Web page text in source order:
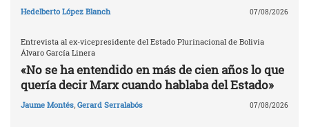
Hedelberto López Blanch 07/08/2026
Entrevista al ex-vicepresidente del Estado Plurinacional de Bolivia
Álvaro García Linera
«No se ha entendido en más de cien años lo que
quería decir Marx cuando hablaba del Estado»
Jaume Montés, Gerard Serralabós 07/08/2026